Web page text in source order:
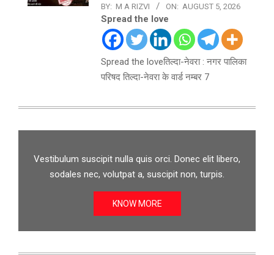
BY: M A RIZVI ON: AUGUST 5, 2026
Spread the love
Spread the loveतिल्दा-नेवरा : नगर पालिका
परिषद तिल्दा-नेवरा के वार्ड नम्बर 7
Vestibulum suscipit nulla quis orci. Donec elit libero,
sodales nec, volutpat a, suscipit non, turpis.
KNOW MORE